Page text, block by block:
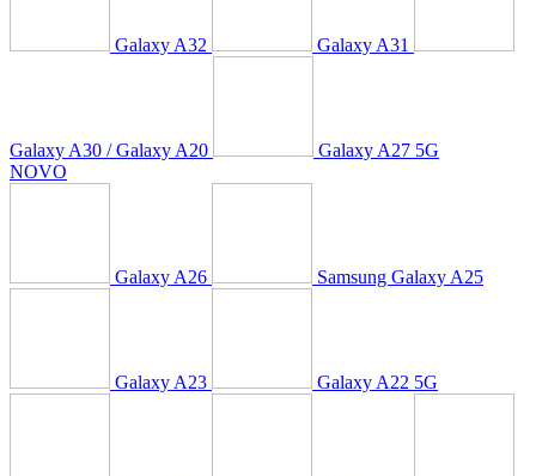
Galaxy A32 Galaxy A31
Galaxy A30 / Galaxy A20
Galaxy A27 5G
NOVO
Galaxy A26 Samsung Galaxy A25
Galaxy A23 Galaxy A22 5G